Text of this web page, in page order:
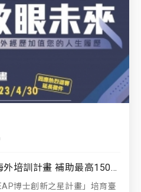
X Talent 產業創新人才海外培訓計畫 補助最高150萬元！
博士創新之星計畫」培育臺